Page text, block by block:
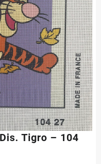
Tigro – 104